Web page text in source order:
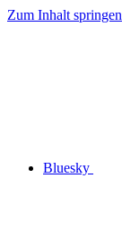
Zum Inhalt springen
Bluesky